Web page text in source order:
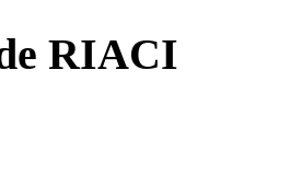
RIACI